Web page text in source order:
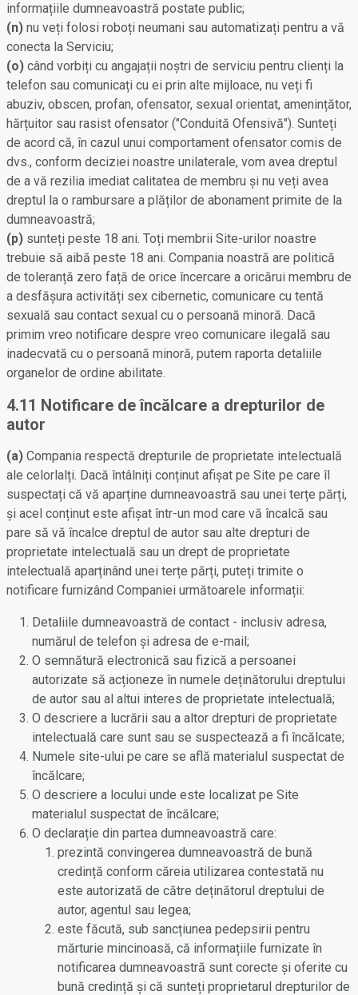
informațiile dumneavoastră postate public;
(n) nu veți folosi roboți neumani sau automatizați pentru a vă
conecta la Serviciu;
(o) când vorbiți cu angajații noștri de serviciu pentru clienți la
telefon sau comunicați cu ei prin alte mijloace, nu veți fi
abuziv, obscen, profan, ofensator, sexual orientat, amenințător,
hărțuitor sau rasist ofensator ("Conduită Ofensivă"). Sunteți
de acord că, în cazul unui comportament ofensator comis de
dvs., conform deciziei noastre unilaterale, vom avea dreptul
de a vă rezilia imediat calitatea de membru și nu veți avea
dreptul la o rambursare a plăților de abonament primite de la
dumneavoastră;
(p) sunteți peste 18 ani. Toți membrii Site-urilor noastre
trebuie să aibă peste 18 ani. Compania noastră are politică
de toleranță zero față de orice încercare a oricărui membru de
a desfășura activități sex cibernetic, comunicare cu tentă
sexuală sau contact sexual cu o persoană minoră. Dacă
primim vreo notificare despre vreo comunicare ilegală sau
inadecvată cu o persoană minoră, putem raporta detaliile
organelor de ordine abilitate.
4.11 Notificare de încălcare a drepturilor de
autor
(a) Compania respectă drepturile de proprietate intelectuală
ale celorlalți. Dacă întâlniți conținut afișat pe Site pe care îl
suspectați că vă aparține dumneavoastră sau unei terțe părți,
și acel conținut este afișat într-un mod care vă încalcă sau
pare să vă încalce dreptul de autor sau alte drepturi de
proprietate intelectuală sau un drept de proprietate
intelectuală aparținând unei terțe părți, puteți trimite o
notificare furnizând Companiei următoarele informații:
Detaliile dumneavoastră de contact - inclusiv adresa,
numărul de telefon și adresa de e-mail;
O semnătură electronică sau fizică a persoanei
autorizate să acționeze în numele deținătorului dreptului
de autor sau al altui interes de proprietate intelectuală;
O descriere a lucrării sau a altor drepturi de proprietate
intelectuală care sunt sau se suspectează a fi încălcate;
Numele site-ului pe care se află materialul suspectat de
încălcare;
O descriere a locului unde este localizat pe Site
materialul suspectat de încălcare;
O declarație din partea dumneavoastră care:
prezintă convingerea dumneavoastră de bună
credință conform căreia utilizarea contestată nu
este autorizată de către deținătorul dreptului de
autor, agentul sau legea;
este făcută, sub sancțiunea pedepsirii pentru
mărturie mincinoasă, că informațiile furnizate în
notificarea dumneavoastră sunt corecte și oferite cu
bună credință și că sunteți proprietarul drepturilor de